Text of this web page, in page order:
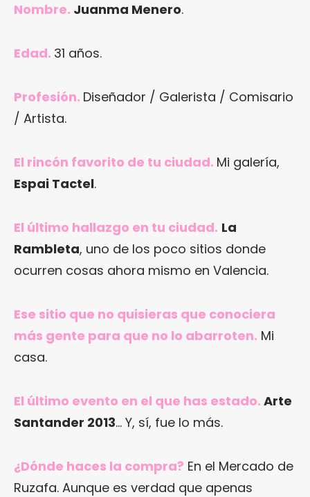
Nombre. Juanma Menero.
Edad. 31 años.
Profesión. Diseñador / Galerista / Comisario
/ Artista.
El rincón favorito de tu ciudad. Mi galería,
Espai Tactel.
El último hallazgo en tu ciudad. La
Rambleta, uno de los poco sitios donde
ocurren cosas ahora mismo en Valencia.
Ese sitio que no quisieras que conociera
más gente para que no lo abarroten. Mi
casa.
El último evento en el que has estado. Arte
Santander 2013… Y, sí, fue lo más.
¿Dónde haces la compra? En el Mercado de
Ruzafa. Aunque es verdad que apenas